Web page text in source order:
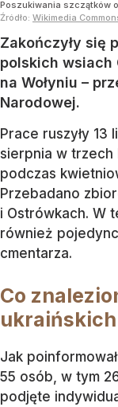
Poszukiwania szczątków
Źródło: Wikimedia
Zakończyły się
polskich wsiach
na Wołyniu –
Narodowej.
Prace ruszyły 13
sierpnia w trzech
podczas
Przebadano
i Ostrówkach. W
również
cmentarza.
Co
Jak
55 osób, w tym
podjęte